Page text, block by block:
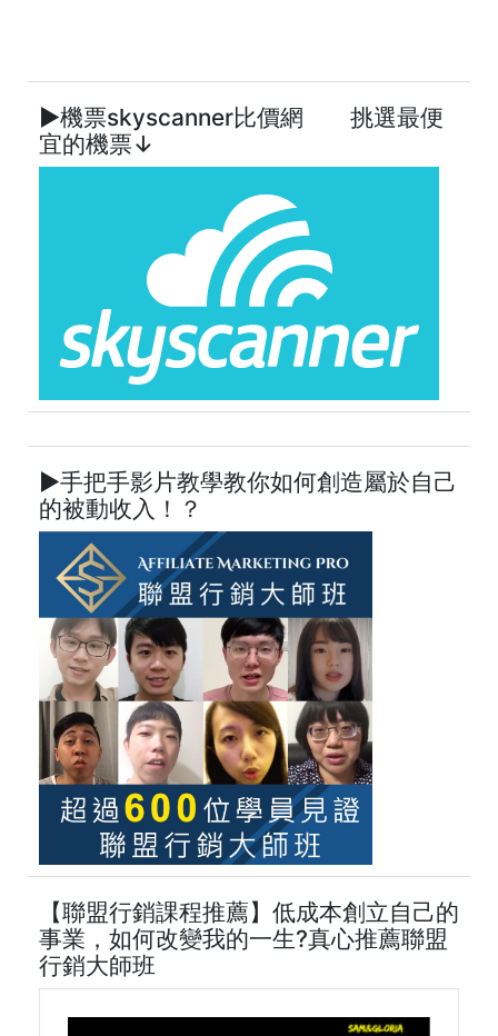
►機票skyscanner比價網 挑選最便
宜的機票↓
►手把手影片教學教你如何創造屬於自己
的被動收入！？
【聯盟行銷課程推薦】低成本創立自己的
事業，如何改變我的一生?真心推薦聯盟
行銷大師班